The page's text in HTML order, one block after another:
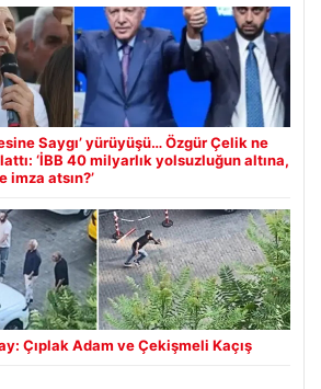
Saygı’ yürüyüşü… Özgür Çelik ne
‘İBB 40 milyarlık yolsuzluğun altına,
imza atsın?’
Çıplak Adam ve Çekişmeli Kaçış